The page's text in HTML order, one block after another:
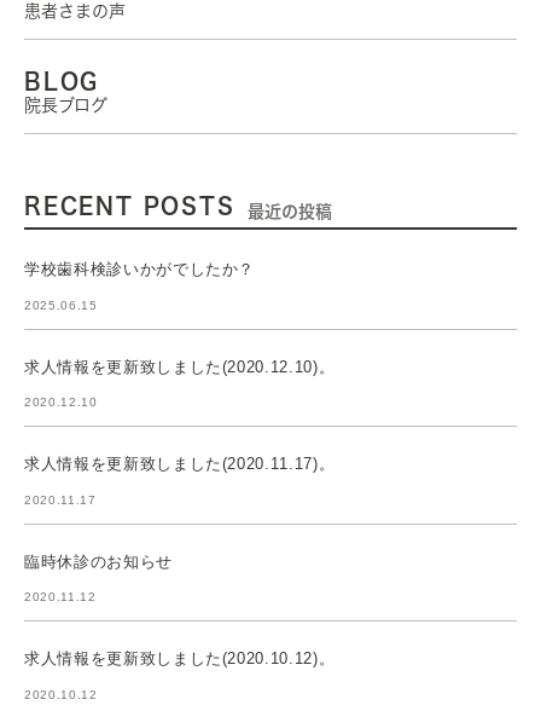
患者さまの声
BLOG
院長ブログ
RECENT POSTS 最近の投稿
学校歯科検診いかがでしたか？
2025.06.15
求人情報を更新致しました(2020.12.10)。
2020.12.10
求人情報を更新致しました(2020.11.17)。
2020.11.17
臨時休診のお知らせ
2020.11.12
求人情報を更新致しました(2020.10.12)。
2020.10.12